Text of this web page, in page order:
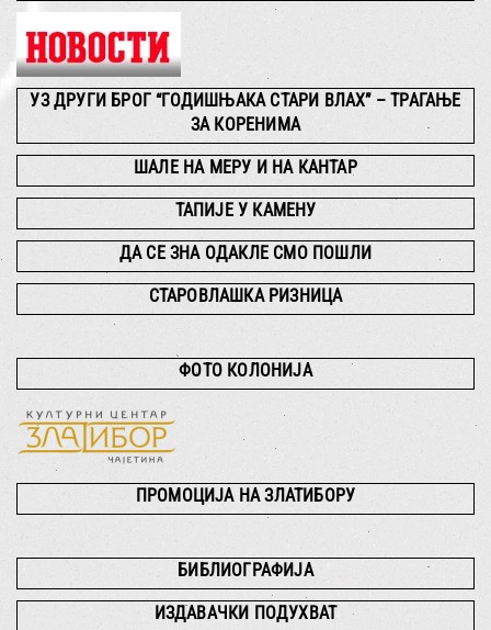
УЗ ДРУГИ БРОГ “ГОДИШЊАКА СТАРИ ВЛАХ” – ТРАГАЊЕ
ЗА КОРЕНИМА
ШАЛЕ НА МЕРУ И НА КАНТАР
ТАПИЈЕ У КАМЕНУ
ДА СЕ ЗНА ОДАКЛЕ СМО ПОШЛИ
СТАРОВЛАШКА РИЗНИЦА
ФОТО КОЛОНИЈА
ПРОМОЦИЈА НА ЗЛАТИБОРУ
БИБЛИОГРАФИЈА
ИЗДАВАЧКИ ПОДУХВАТ